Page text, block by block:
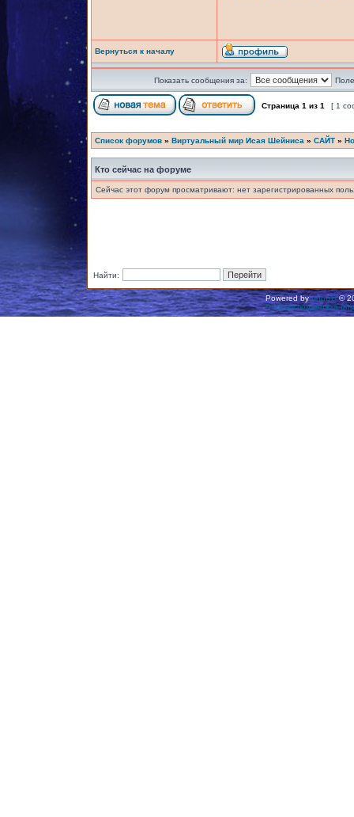
Вернуться к началу
Показать сообщения за:
Страница 1 из 1 [ 1
Список форумов » Виртуальный мир Исая Шейниса » САЙТ »
Кто сейчас на форуме
Сейчас этот форум просматривают: нет зарегистрированных
Найти:
Powered byphpBB©
Русская поддержка